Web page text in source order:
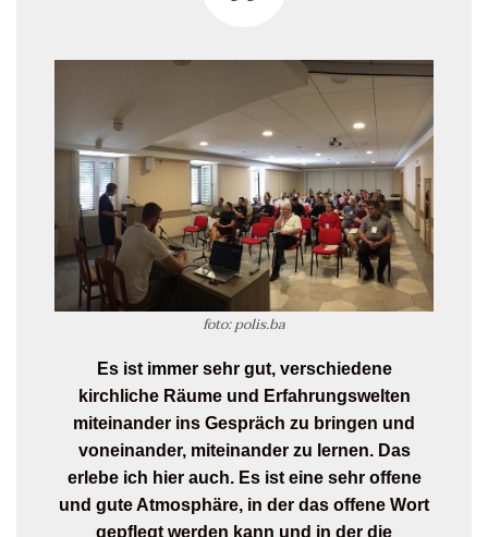
foto: polis.ba
Es ist immer sehr gut, verschiedene
kirchliche Räume und Erfahrungswelten
miteinander ins Gespräch zu bringen und
voneinander, miteinander zu lernen. Das
erlebe ich hier auch. Es ist eine sehr offene
und gute Atmosphäre, in der das offene Wort
gepflegt werden kann und in der die